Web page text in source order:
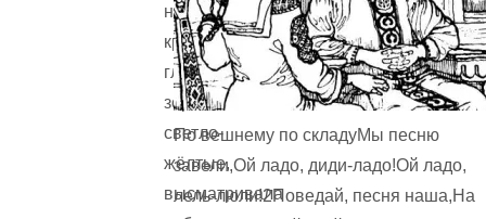
нос
крючком,
глаза
зоркие,
светло-
жёлтые,
высматривала
По вешнему по складуМы песню
завели,Ой ладо, диди-ладо!Ой ладо,
лель-люли!2Поведай, песня наша,На